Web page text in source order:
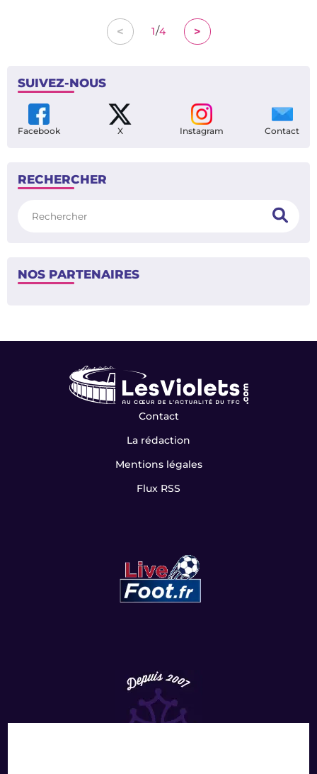
< 1/4 >
SUIVEZ-NOUS
Facebook X Instagram Contact
RECHERCHER
NOS PARTENAIRES
Contact
La rédaction
Mentions légales
Flux RSS